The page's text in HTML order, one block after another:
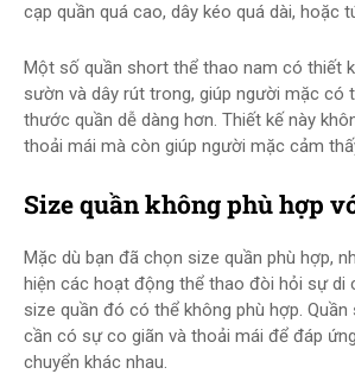
cạp quần quá cao, dây kéo quá dài, hoặc
Một số quần short thể thao nam có thiết
sườn và dây rút trong, giúp người mặc có
thước quần dễ dàng hơn. Thiết kế này
thoải mái mà còn giúp người mặc cảm
Size quần không phù hợp
Mặc dù bạn đã chọn size quần phù hợp,
hiện các hoạt động thể thao đòi hỏi sự di
size quần đó có thể không phù hợp.
cần có sự co giãn và thoải mái để đáp
chuyển khác nhau.